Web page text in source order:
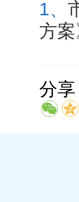
1、
方
分享